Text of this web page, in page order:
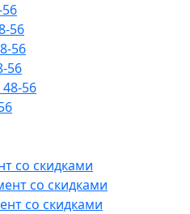
56
56
56
56
со скидками
со скидками
со скидками